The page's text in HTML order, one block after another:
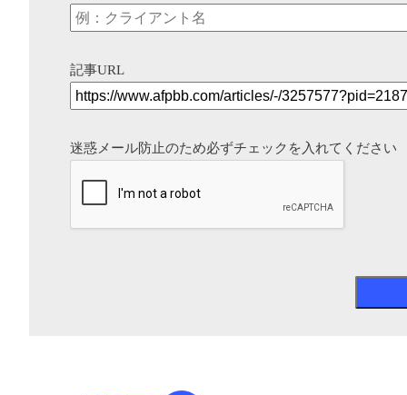
記事URL
迷惑メール防止のため必ずチェックを入れてください